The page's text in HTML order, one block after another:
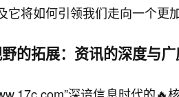
它将如何引领我们走向一个更
的拓展：资讯的深度与